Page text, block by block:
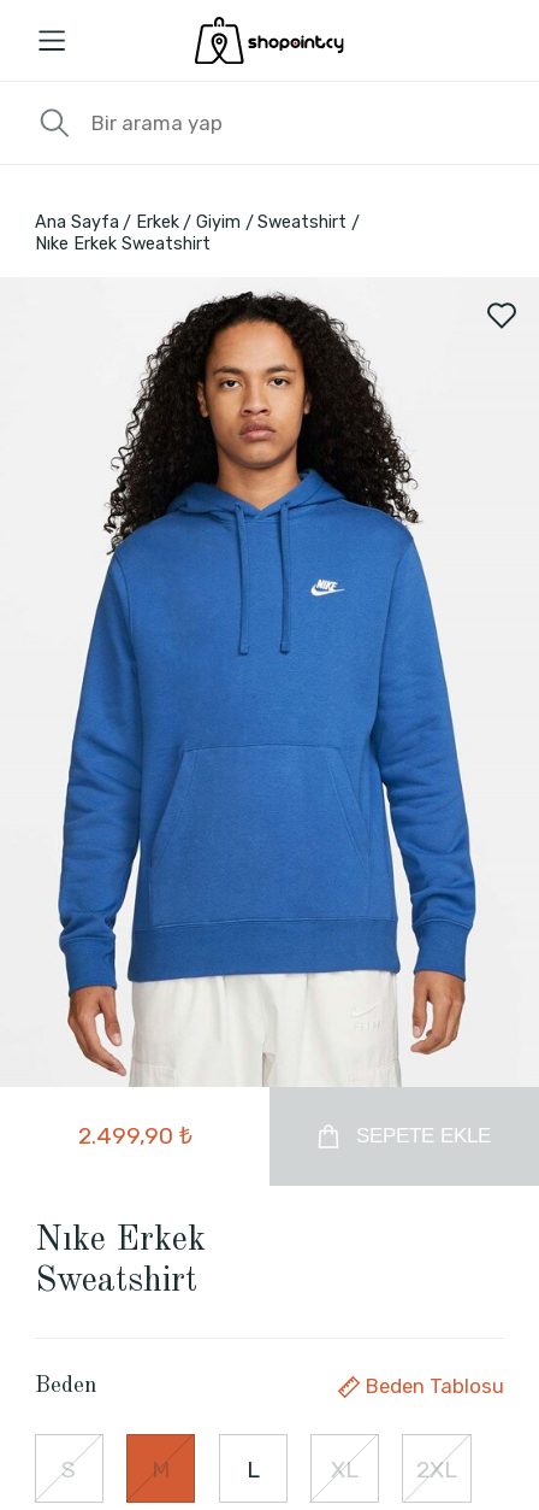
Ana Sayfa Erkek Giyim
Sweatshirt
Nıke Erkek Sweatshirt
2.499,90 ₺ SEPETE EKLE
Nıke Erkek
Sweatshirt
Beden Beden Tablosu
S M L XL 2XL